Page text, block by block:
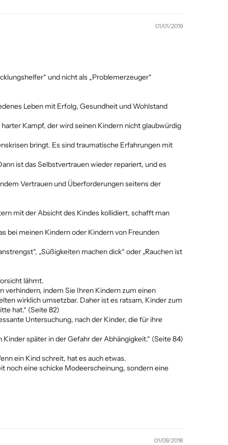
01/01/2019
und nicht als „Problemerzeuger“
Leben mit Erfolg, Gesundheit und Wohlstand
Kampf, der wird seinen Kindern nicht glaubwürdig
bringt. Es sind traumatische Erfahrungen mit
ist das Selbstvertrauen wieder repariert, und es
Vertrauen und Überforderungen seitens der
mit der Absicht des Kindes kollidiert, schafft man
bei meinen Kindern oder Kindern von Freunden
„Süßigkeiten machen dick“ oder „Rauchen ist
lähmt.
verhindern, indem Sie Ihren Kindern zum einen
wirklich umsetzbar. Daher ist es ratsam, Kinder zum
hat.“ (Seite 82)
Untersuchung, nach der Kinder, die für ihre
später in der Gefahr der Abhängigkeit.“ (Seite 84)
ein Kind schreit, hat es auch etwas.
noch eine schicke Modeerscheinung, sondern eine
01/09/2018